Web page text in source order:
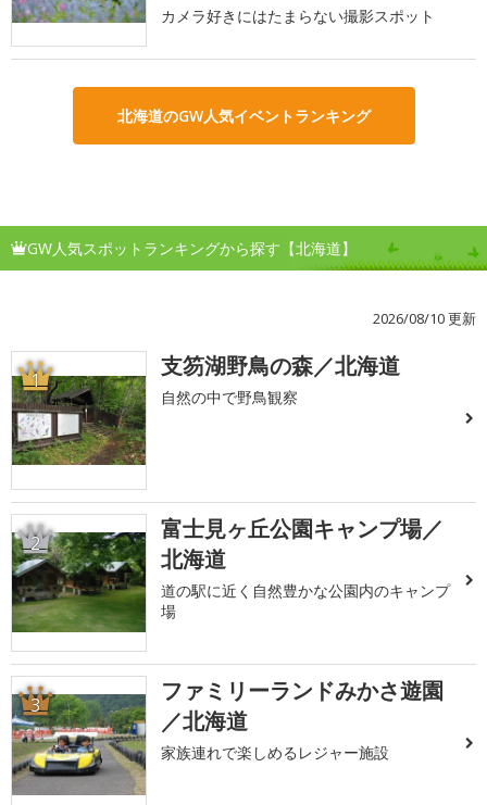
カメラ好きにはたまらない撮影スポット
北海道のGW人気イベントランキング
GW人気スポットランキングから探す【北海道】
2026/08/10 更新
1 支笏湖野鳥の森／北海道
自然の中で野鳥観察
2
富士見ヶ丘公園キャンプ場／
北海道
道の駅に近く自然豊かな公園内のキャンプ
場
3
ファミリーランドみかさ遊園
／北海道
家族連れで楽しめるレジャー施設